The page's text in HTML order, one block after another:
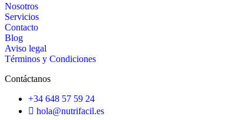
Nosotros
Servicios
Contacto
Blog
Aviso legal
Términos y Condiciones
Contáctanos
+34 648 57 59 24
hola@nutrifacil.es